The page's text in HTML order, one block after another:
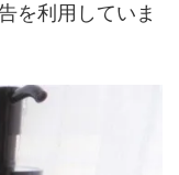
を利用していま